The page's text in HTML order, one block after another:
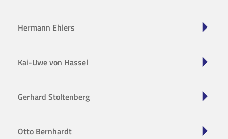
Hermann Ehlers
Kai-Uwe von Hassel
Gerhard Stoltenberg
Otto Bernhardt